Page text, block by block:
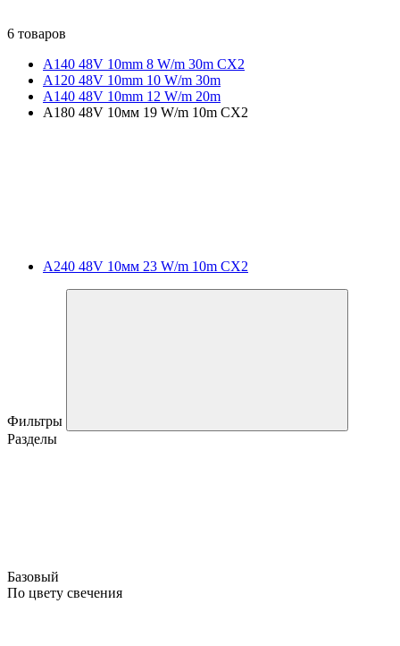
6 товаров
A140 48V 10mm 8 W/m 30m CX2
A120 48V 10mm 10 W/m 30m
A140 48V 10mm 12 W/m 20m
A180 48V 10мм 19 W/m 10m CX2
A240 48V 10мм 23 W/m 10m CX2
Фильтры
Разделы
Базовый
По цвету свечения